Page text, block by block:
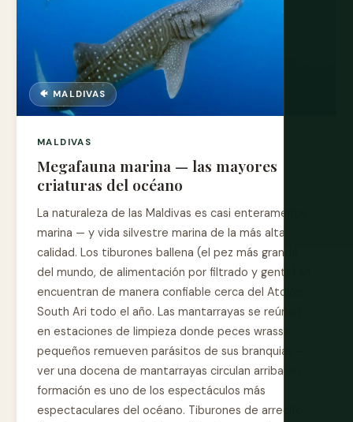
🐠 MALDIVAS
MALDIVAS
Megafauna marina — las mayores
criaturas del océano
La naturaleza de las Maldivas es casi enteramente
marina — y vida silvestre marina de la más alta
calidad. Los tiburones ballena (el pez más grande
del mundo, de alimentación por filtrado y gentil) se
encuentran de manera confiable cerca del Atolón
South Ari todo el año. Las mantarrayas se reúnen
en estaciones de limpieza donde peces wrasse
pequeños remueven parásitos de sus branquias —
ver una docena de mantarrayas circulan arriba en
formación es uno de los espectáculos más
espectaculares del océano. Tiburones de arrecife